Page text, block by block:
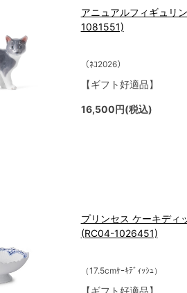
アニュアルフィギュリ
1081551)
（ﾈｺ2026）
【ギフト好適品】
16,500円(税込)
プリンセス ケーキディ
(RC04-1026451)
（17.5cmｹｰｷﾃﾞｨｯｼｭ）
【ギフト好適品】